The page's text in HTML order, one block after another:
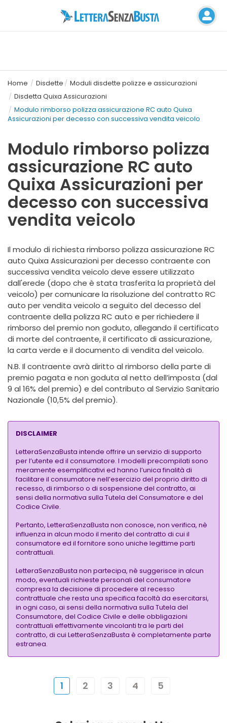
Home Disdette
Moduli disdette polizze e assicurazioni
Disdetta Quixa Assicurazioni
Modulo rimborso polizza assicurazione RC auto Quixa
Assicurazioni per decesso con successiva vendita veicolo
Modulo rimborso polizza
assicurazione RC auto
Quixa Assicurazioni per
decesso con successiva
vendita veicolo
Il modulo di richiesta rimborso polizza assicurazione RC
auto Quixa Assicurazioni per decesso contraente con
successiva vendita veicolo deve essere utilizzato
dall'erede (dopo che è stata trasferita la proprietà del
veicolo) per comunicare la risoluzione del contratto RC
auto per vendita veicolo a seguito del decesso del
contraente della polizza RC auto e per richiedere il
rimborso del premio non goduto, allegando il certificato
di morte del contraente, il certificato di assicurazione,
la carta verde e il documento di vendita del veicolo.
N.B. Il contraente avrà diritto al rimborso della parte di
premio pagata e non goduta al netto dell’imposta (dal
9 al 16% del premio) e del contributo al Servizio Sanitario
Nazionale (10,5% del premio).
DISCLAIMER
LetteraSenzaBusta intende offrire un servizio di supporto
per l’utente ed il consumatore. I modelli precompilati sono
meramente esemplificativi ed hanno l’unica finalità di
facilitare il consumatore nell’esercizio del proprio diritto di
recesso, di rimborso o di sospensione del contratto, ai
sensi della normativa sulla Tutela del Consumatore e del
Codice Civile.
Pertanto, LetteraSenzaBusta non conosce, non verifica, nè
influenza in alcun modo il merito del contratto di cui il
consumatore ed il fornitore sono uniche legittime parti
contrattuali.
LetteraSenzaBusta non partecipa, nè suggerisce in alcun
modo, eventuali richieste personali del consumatore
compresa la decisione di procedere al recesso
contrattuale che resta una specifica facoltà da esercitarsi,
in ogni caso, ai sensi della normativa sulla Tutela del
Consumatore, del Codice Civile e delle obbligazioni
contrattuali effettivamente vincolanti tra le parti del
contratto, di cui LetteraSenzaBusta è completamente parte
estranea.
1 2 3 4 5